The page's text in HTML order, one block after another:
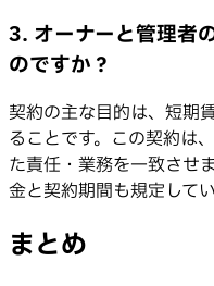
3. オーナーと管理者
のですか？
契約の主な目的は、短期
ることです。この契約は
た責任・業務を一致させ
金と契約期間も規定してい
まとめ